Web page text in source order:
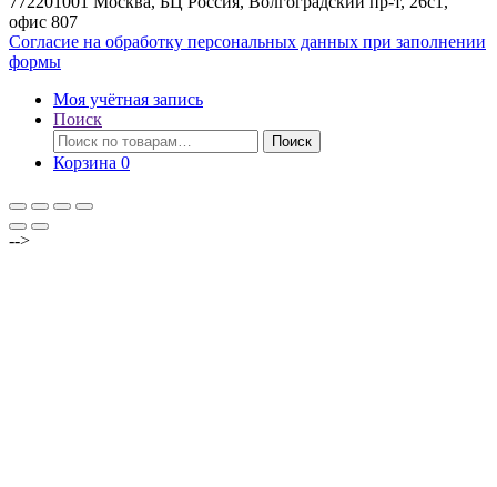
офис 807
Согласие на обработку персональных данных при заполнении
формы
Моя учётная запись
Поиск
Искать:
Поиск
Корзина 0
-->